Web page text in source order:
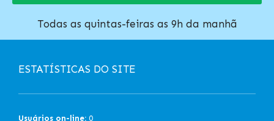
Todas as quintas-feiras as 9h da manhã
ESTATÍSTICAS DO SITE
Usuários on-line: 0